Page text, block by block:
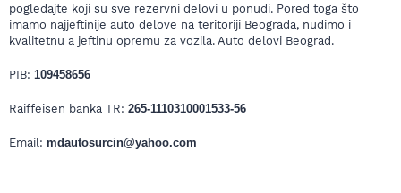
pogledajte koji su sve rezervni delovi u ponudi. Pored toga što
imamo najjeftinije auto delove na teritoriji Beograda, nudimo i
kvalitetnu a jeftinu opremu za vozila. Auto delovi Beograd.
PIB: 109458656
Raiffeisen banka TR: 265-1110310001533-56
Email: mdautosurcin@yahoo.com